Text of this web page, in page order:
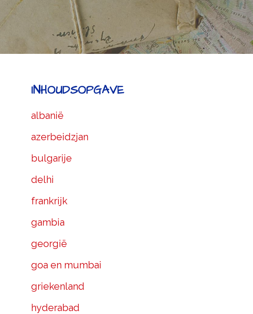
INHOUDSOPGAVE
albanië
azerbeidzjan
bulgarije
delhi
frankrijk
gambia
georgië
goa en mumbai
griekenland
hyderabad